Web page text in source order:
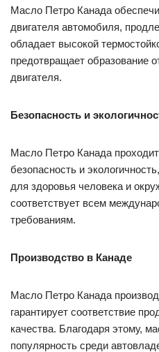
Масло Петро Канада
двигателя автомобиля,
обладает высокой
предотвращает образование
двигателя.
Безопасность и
Масло Петро Канада проходит
безопасность и
для здоровья человека и
соответствует всем
требованиям.
Производство в Канаде
Масло Петро Канада
гарантирует соответствие
качества. Благодаря этому,
популярность среди